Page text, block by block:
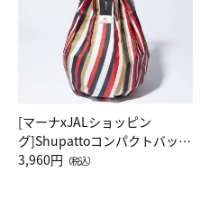
[マーナxJALショッピン
グ]Shupattoコンパクトバッグ
Drop JAL客室乗務員（LC）ス
3,960円 （税込）